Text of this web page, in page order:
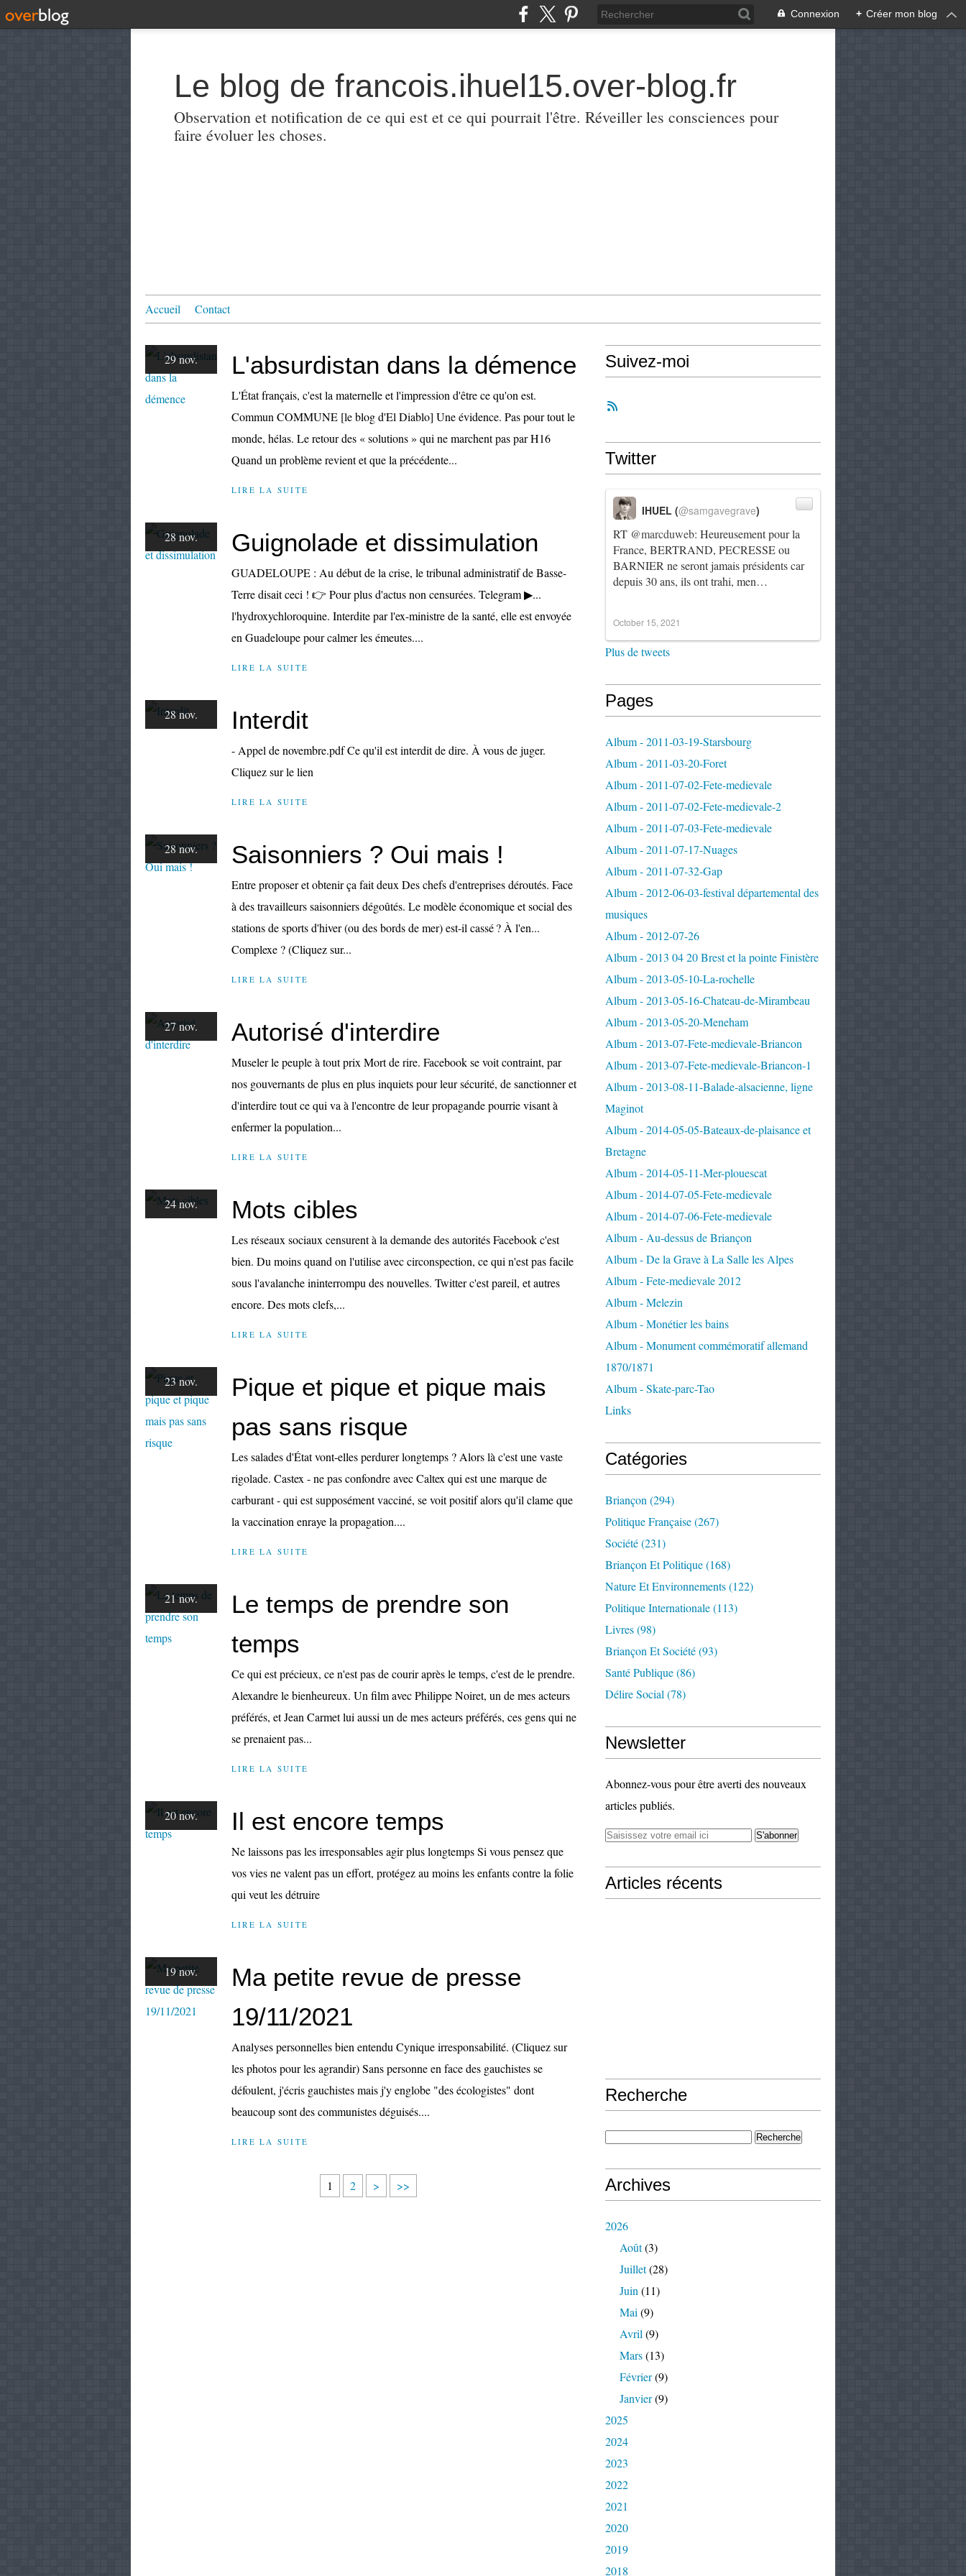
Connexion + Créer mon blog
Le blog de francois.ihuel15.over-blog.fr
Observation et notification de ce qui est et ce qui pourrait l'être. Réveiller les consciences pour
faire évoluer les choses.
Accueil Contact
29 nov. L'absurdistan dans la démence
L'État français, c'est la maternelle et l'impression d'être ce qu'on est.
Commun COMMUNE [le blog d'El Diablo] Une évidence. Pas pour tout le
monde, hélas. Le retour des « solutions » qui ne marchent pas par H16
Quand un problème revient et que la précédente...
LIRE LA SUITE
28 nov. Guignolade et dissimulation
GUADELOUPE : Au début de la crise, le tribunal administratif de Basse-
Terre disait ceci ! 👉 Pour plus d'actus non censurées. Telegram ▶︎...
l'hydroxychloroquine. Interdite par l'ex-ministre de la santé, elle est envoyée
en Guadeloupe pour calmer les émeutes....
LIRE LA SUITE
28 nov. Interdit
- Appel de novembre.pdf Ce qu'il est interdit de dire. À vous de juger.
Cliquez sur le lien
LIRE LA SUITE
28 nov. Saisonniers ? Oui mais !
Entre proposer et obtenir ça fait deux Des chefs d'entreprises déroutés. Face
à des travailleurs saisonniers dégoûtés. Le modèle économique et social des
stations de sports d'hiver (ou des bords de mer) est-il cassé ? À l'en...
Complexe ? (Cliquez sur...
LIRE LA SUITE
27 nov. Autorisé d'interdire
Museler le peuple à tout prix Mort de rire. Facebook se voit contraint, par
nos gouvernants de plus en plus inquiets pour leur sécurité, de sanctionner et
d'interdire tout ce qui va à l'encontre de leur propagande pourrie visant à
enfermer la population...
LIRE LA SUITE
24 nov. Mots cibles
Les réseaux sociaux censurent à la demande des autorités Facebook c'est
bien. Du moins quand on l'utilise avec circonspection, ce qui n'est pas facile
sous l'avalanche ininterrompu des nouvelles. Twitter c'est pareil, et autres
encore. Des mots clefs,...
LIRE LA SUITE
23 nov.
Pique et pique et pique mais
pas sans risque
Les salades d'État vont-elles perdurer longtemps ? Alors là c'est une vaste
rigolade. Castex - ne pas confondre avec Caltex qui est une marque de
carburant - qui est supposément vacciné, se voit positif alors qu'il clame que
la vaccination enraye la propagation....
LIRE LA SUITE
21 nov.
Le temps de prendre son
temps
Ce qui est précieux, ce n'est pas de courir après le temps, c'est de le prendre.
Alexandre le bienheureux. Un film avec Philippe Noiret, un de mes acteurs
préférés, et Jean Carmet lui aussi un de mes acteurs préférés, ces gens qui ne
se prenaient pas...
LIRE LA SUITE
20 nov. Il est encore temps
Ne laissons pas les irresponsables agir plus longtemps Si vous pensez que
vos vies ne valent pas un effort, protégez au moins les enfants contre la folie
qui veut les détruire
LIRE LA SUITE
19 nov.
Ma petite revue de presse
19/11/2021
Analyses personnelles bien entendu Cynique irresponsabilité. (Cliquez sur
les photos pour les agrandir) Sans personne en face des gauchistes se
défoulent, j'écris gauchistes mais j'y englobe "des écologistes" dont
beaucoup sont des communistes déguisés....
LIRE LA SUITE
1 2 > >>
Suivez-moi
Twitter
RT @marcduweb: Heureusement pour la
France, BERTRAND, PECRESSE ou
BARNIER ne seront jamais présidents car
depuis 30 ans, ils ont trahi, men…
IHUEL (@samgavegrave)
October 15, 2021
Plus de tweets
Pages
Album - 2011-03-19-Starsbourg
Album - 2011-03-20-Foret
Album - 2011-07-02-Fete-medievale
Album - 2011-07-02-Fete-medievale-2
Album - 2011-07-03-Fete-medievale
Album - 2011-07-17-Nuages
Album - 2011-07-32-Gap
Album - 2012-06-03-festival départemental des
musiques
Album - 2012-07-26
Album - 2013 04 20 Brest et la pointe Finistère
Album - 2013-05-10-La-rochelle
Album - 2013-05-16-Chateau-de-Mirambeau
Album - 2013-05-20-Meneham
Album - 2013-07-Fete-medievale-Briancon
Album - 2013-07-Fete-medievale-Briancon-1
Album - 2013-08-11-Balade-alsacienne, ligne
Maginot
Album - 2014-05-05-Bateaux-de-plaisance et
Bretagne
Album - 2014-05-11-Mer-plouescat
Album - 2014-07-05-Fete-medievale
Album - 2014-07-06-Fete-medievale
Album - Au-dessus de Briançon
Album - De la Grave à La Salle les Alpes
Album - Fete-medievale 2012
Album - Melezin
Album - Monétier les bains
Album - Monument commémoratif allemand
1870/1871
Album - Skate-parc-Tao
Links
Catégories
Briançon (294)
Politique Française(267)
Société(231)
Briançon Et Politique(168)
Nature Et Environnements(122)
Politique Internationale(113)
Livres(98)
Briançon Et Société(93)
Santé Publique(86)
Délire Social (78)
Newsletter
Abonnez-vous pour être averti des nouveaux
articles publiés.
Articles récents
Recherche
Archives
2026
Août(3)
Juillet(28)
Juin (11)
Mai (9)
Avril (9)
Mars(13)
Février(9)
Janvier(9)
2025
2024
2023
2022
2021
2020
2019
2018